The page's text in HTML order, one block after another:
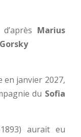
Marius
en janvier 2027,
du Sofia
aurait eu